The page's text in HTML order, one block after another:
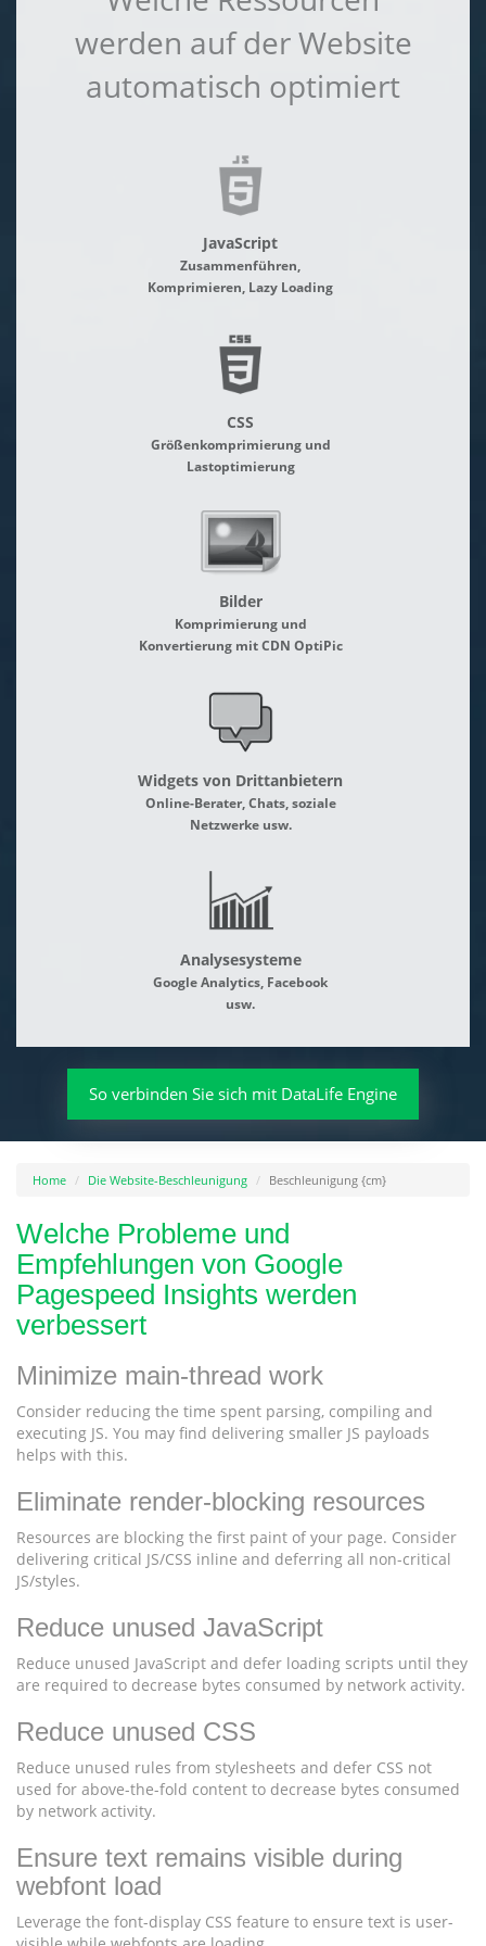
werden auf der Website
automatisch optimiert
JavaScript
Zusammenführen,
Komprimieren, Lazy Loading
CSS
Größenkomprimierung und
Lastoptimierung
Bilder
Komprimierung und
Konvertierung mit CDN OptiPic
Widgets von Drittanbietern
Online-Berater, Chats, soziale
Netzwerke usw.
Analysesysteme
Google Analytics, Facebook
usw.
So verbinden Sie sich mit DataLife Engine
Home Die Website-Beschleunigung Beschleunigung {cm}
Welche Probleme und
Empfehlungen von Google
Pagespeed Insights werden
verbessert
Minimize main-thread work
Consider reducing the time spent parsing, compiling and
executing JS. You may find delivering smaller JS payloads
helps with this.
Eliminate render-blocking resources
Resources are blocking the first paint of your page. Consider
delivering critical JS/CSS inline and deferring all non-critical
JS/styles.
Reduce unused JavaScript
Reduce unused JavaScript and defer loading scripts until they
are required to decrease bytes consumed by network activity.
Reduce unused CSS
Reduce unused rules from stylesheets and defer CSS not
used for above-the-fold content to decrease bytes consumed
by network activity.
Ensure text remains visible during
webfont load
Leverage the font-display CSS feature to ensure text is user-